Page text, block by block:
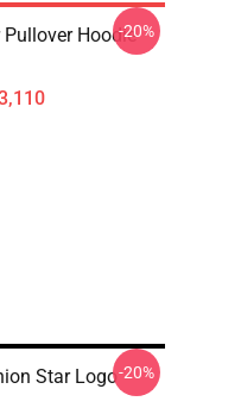
Hoodie-20%
Star Logo-20%